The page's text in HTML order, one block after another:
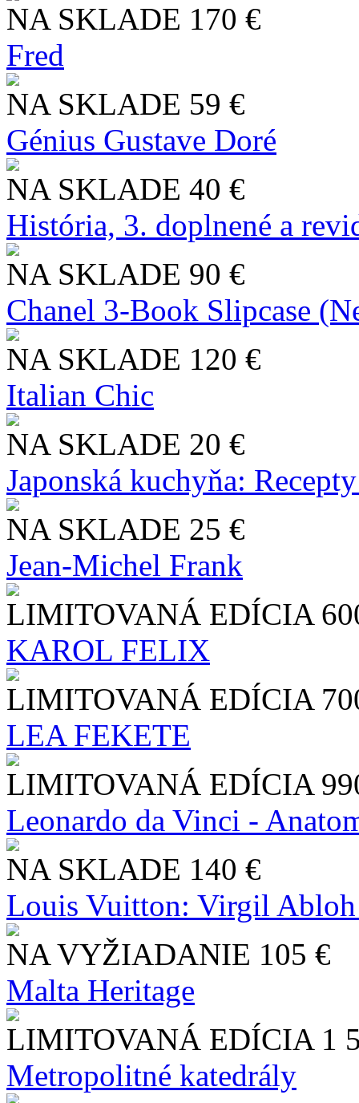
NA SKLADE 170 €
Fred
NA SKLADE 59 €
Génius Gustave Doré
NA SKLADE 40 €
História, 3. doplnené a
NA SKLADE 90 €
Chanel 3-Book Slipcase
NA SKLADE 120 €
Italian Chic
NA SKLADE 20 €
Japonská kuchyňa:
NA SKLADE 25 €
Jean-Michel Frank
LIMITOVANÁ EDÍCIA
KAROL FELIX
LIMITOVANÁ EDÍCIA
LEA FEKETE
LIMITOVANÁ EDÍCIA
Leonardo da Vinci -
NA SKLADE 140 €
Louis Vuitton: Virgil
NA VYŽIADANIE 105 €
Malta Heritage
LIMITOVANÁ EDÍCIA 1
Metropolitné katedrály